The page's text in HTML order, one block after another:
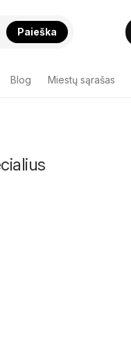
Paieška
Blog Miestų sąrašas